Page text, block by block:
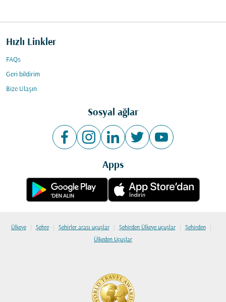
Hızlı Linkler
FAQs
Geri bildirim
Bize Ulaşın
Sosyal ağlar
Apps
Ülkeye | Şehre | Şehirler arası uçuşlar | Şehirden Ülkeye uçuşlar | Şehirden |
Ülkeden Uçuşlar